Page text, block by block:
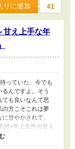
りに追加 41
甘え上手な年
っていた、今でも
んですよ。そう
ても良いなんて思
の方こそこれは夢
甘やかされて、
頭×年上女性の甘え
手軽読み切り姫
なR-18シーンがあ